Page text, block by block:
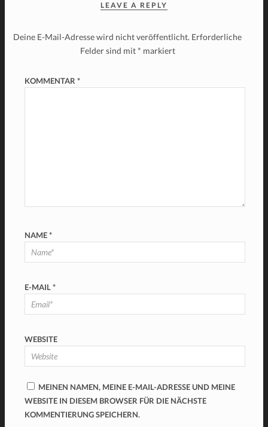
LEAVE A REPLY
Deine E-Mail-Adresse wird nicht veröffentlicht. Erforderliche
Felder sind mit * markiert
KOMMENTAR *
NAME*
E-MAIL*
WEBSITE
MEINEN NAMEN, MEINE E-MAIL-ADRESSE UND MEINE
WEBSITE IN DIESEM BROWSER FÜR DIE NÄCHSTE
KOMMENTIERUNG SPEICHERN.